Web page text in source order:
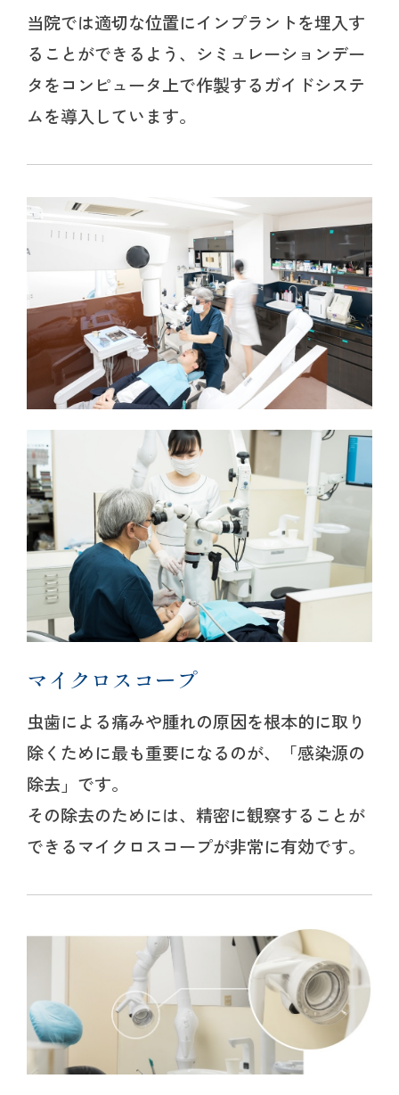
当院では適切な位置にインプラントを埋入す
ることができるよう、シミュレーションデー
タをコンピュータ上で作製するガイドシステ
ムを導入しています。
マイクロスコープ
虫歯による痛みや腫れの原因を根本的に取り
除くために最も重要になるのが、「感染源の
除去」です。
その除去のためには、精密に観察することが
できるマイクロスコープが非常に有効です。